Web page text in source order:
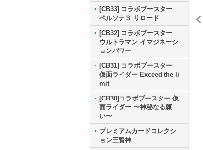
[CB33] コラボブースター
ペルソナ３ リロード
[CB32] コラボブースター
ウルトラマン イマジネーシ
ョンパワー
[CB31] コラボブースター
仮面ライダー Exceed the li
mit
[CB30]コラボブースター 仮
面ライダー 〜神秘なる願
い〜
プレミアムカードコレクシ
ョン三賢神